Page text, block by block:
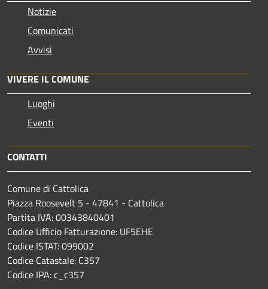
Notizie
Comunicati
Avvisi
VIVERE IL COMUNE
Luoghi
Eventi
CONTATTI
Comune di Cattolica
Piazza Roosevelt 5 - 47841 - Cattolica
Partita IVA: 00343840401
Codice Ufficio Fatturazione: UF5EHE
Codice ISTAT: 099002
Codice Catastale: C357
Codice IPA: c_c357